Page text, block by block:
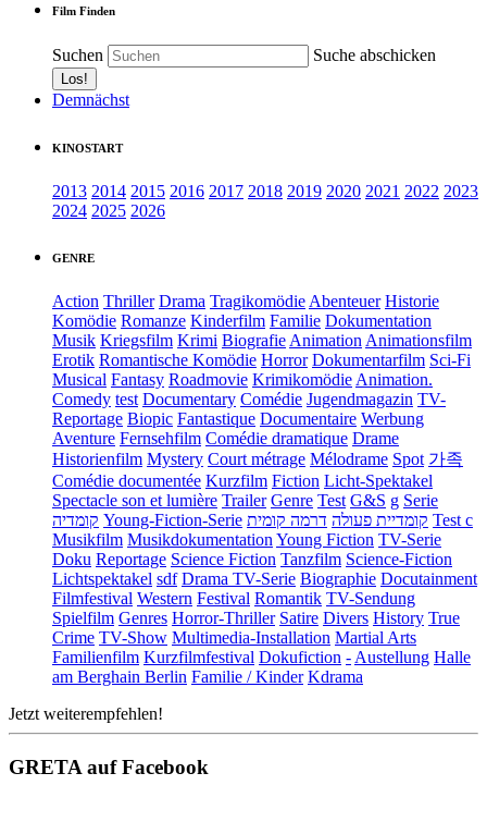
Film Finden
Suchen Suche abschicken
Demnächst
KINOSTART
2013 2014 2015 2016 2017 2018 2019 2020 2021 2022 2023
2024 2025 2026
GENRE
Action Thriller Drama TragikomödieAbenteuer Historie
Komödie Romanze Kinderfilm Familie Dokumentation
Musik Kriegsfilm Krimi BiografieAnimationAnimationsfilm
Erotik Romantische Komödie Horror Dokumentarfilm Sci-Fi
Musical Fantasy Roadmovie KrimikomödieAnimation.
Comedy test Documentary Comédie Jugendmagazin TV-
Reportage Biopic Fantastique Documentaire Werbung
Aventure Fernsehfilm Comédie dramatique Drame
Historienfilm Mystery Court métrage Mélodrame Spot 가족
Comédie documentée Kurzfilm Fiction Licht-Spektakel
Spectacle son et lumière Trailer Genre Test G&S g Serie
קומדיה Young-Fiction-Serie קומדיית פעולה דרמה קומית
Test c
Musikfilm MusikdokumentationYoung Fiction TV-Serie
Doku Reportage Science Fiction Tanzfilm Science-Fiction
Lichtspektakel sdf Drama TV-Serie Biographie Docutainment
Filmfestival Western Festival Romantik TV-Sendung
Spielfilm Genres Horror-Thriller Satire Divers History True
Crime TV-Show Multimedia-Installation Martial Arts
Familienfilm Kurzfilmfestival Dokufiction -Austellung Halle
am Berghain Berlin Familie / Kinder Kdrama
Jetzt weiterempfehlen!
GRETA auf Facebook